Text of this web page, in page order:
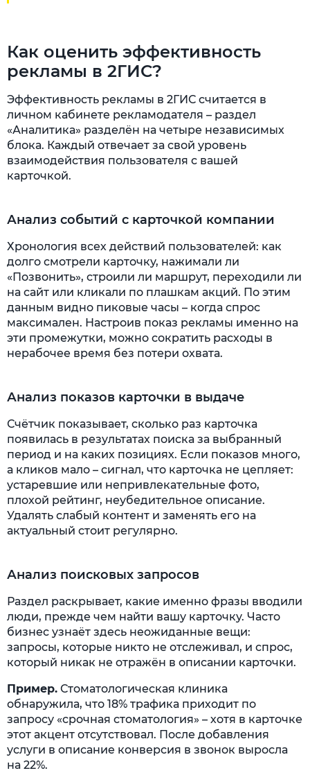
Как оценить эффективность
рекламы в 2ГИС?
Эффективность рекламы в 2ГИС считается в
личном кабинете рекламодателя – раздел
«Аналитика» разделён на четыре независимых
блока. Каждый отвечает за свой уровень
взаимодействия пользователя с вашей
карточкой.
Анализ событий с карточкой компании
Хронология всех действий пользователей: как
долго смотрели карточку, нажимали ли
«Позвонить», строили ли маршрут, переходили ли
на сайт или кликали по плашкам акций. По этим
данным видно пиковые часы – когда спрос
максимален. Настроив показ рекламы именно на
эти промежутки, можно сократить расходы в
нерабочее время без потери охвата.
Анализ показов карточки в выдаче
Счётчик показывает, сколько раз карточка
появилась в результатах поиска за выбранный
период и на каких позициях. Если показов много,
а кликов мало – сигнал, что карточка не цепляет:
устаревшие или непривлекательные фото,
плохой рейтинг, неубедительное описание.
Удалять слабый контент и заменять его на
актуальный стоит регулярно.
Анализ поисковых запросов
Раздел раскрывает, какие именно фразы вводили
люди, прежде чем найти вашу карточку. Часто
бизнес узнаёт здесь неожиданные вещи:
запросы, которые никто не отслеживал, и спрос,
который никак не отражён в описании карточки.
Пример. Стоматологическая клиника
обнаружила, что 18% трафика приходит по
запросу «срочная стоматология» – хотя в карточке
этот акцент отсутствовал. После добавления
услуги в описание конверсия в звонок выросла
на 22%.